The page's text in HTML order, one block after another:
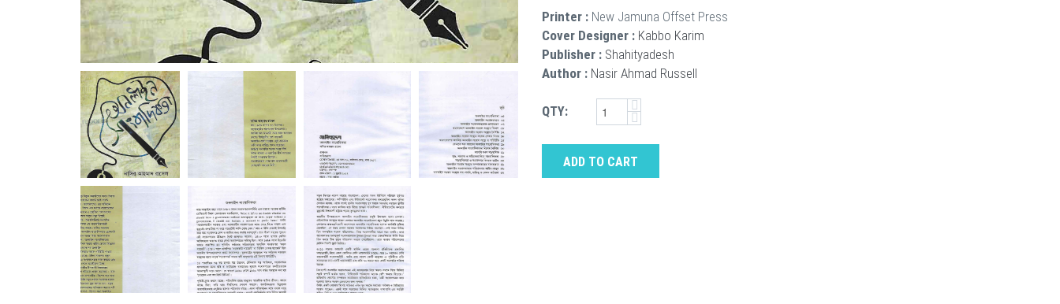
Printer : New Jamuna Offset Press
Cover Designer : Kabbo Karim
Publisher : Shahityadesh
Author : Nasir Ahmad Russell
QTY:
ADD TO CART